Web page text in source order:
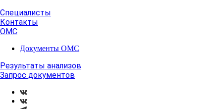
Специалисты
Контакты
ОМС
Документы ОМС
Результаты анализов
Запрос документов